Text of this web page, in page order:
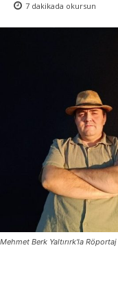
7 dakikada okursun
Mehmet Berk Yaltırırk'la Röportaj